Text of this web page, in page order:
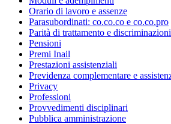
Orario di lavoro e assenze
Parasubordinati: co.co.co e co.co.pro
Parità di trattamento e discriminazioni
Pensioni
Premi Inail
Prestazioni assistenziali
Previdenza complementare e
Privacy
Professioni
Provvedimenti disciplinari
Pubblica amministrazione